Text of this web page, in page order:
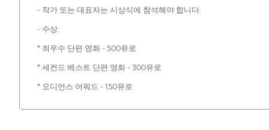
- 작가 또는 대표자는 시상식에 참석해야 합니다.
- 수상:
* 최우수 단편 영화 - 500유로
* 세컨드 베스트 단편 영화 - 300유로
* 오디언스 어워드 - 150유로